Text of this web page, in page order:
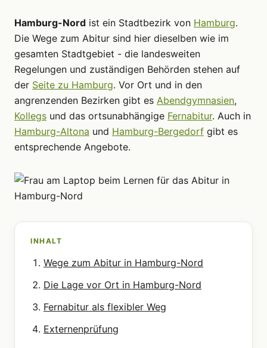
Hamburg-Nord ist ein Stadtbezirk von Hamburg.
Die Wege zum Abitur sind hier dieselben wie im
gesamten Stadtgebiet - die landesweiten
Regelungen und zuständigen Behörden stehen auf
der Seite zu Hamburg. Vor Ort und in den
angrenzenden Bezirken gibt es Abendgymnasien,
Kollegs und das ortsunabhängige Fernabitur. Auch in
Hamburg-Altona und Hamburg-Bergedorf gibt es
entsprechende Angebote.
INHALT
Wege zum Abitur in Hamburg-Nord
Die Lage vor Ort in Hamburg-Nord
Fernabitur als flexibler Weg
Externenprüfung